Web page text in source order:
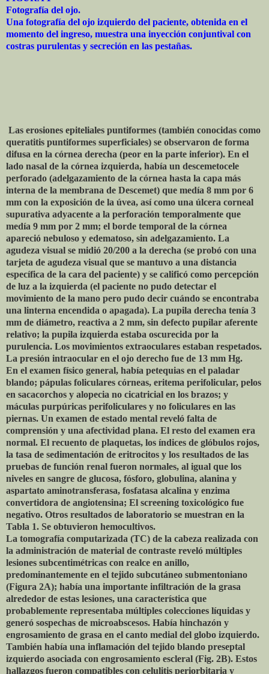
Fotografía del ojo.
Una fotografía del ojo izquierdo del paciente, obtenida en el
momento del ingreso, muestra una inyección conjuntival con
costras purulentas y secreción en las pestañas.
Las erosiones epiteliales puntiformes (también conocidas como
queratitis puntiformes superficiales) se observaron de forma
difusa en la córnea derecha (peor en la parte inferior). En el
lado nasal de la córnea izquierda, había un descemetocele
perforado (adelgazamiento de la córnea hasta la capa más
interna de la membrana de Descemet) que medía 8 mm por 6
mm con la exposición de la úvea, así como una úlcera corneal
supurativa adyacente a la perforación temporalmente que
medía 9 mm por 2 mm; el borde temporal de la córnea
apareció nebuloso y edematoso, sin adelgazamiento. La
agudeza visual se midió 20/200 a la derecha (se probó con una
tarjeta de agudeza visual que se mantuvo a una distancia
específica de la cara del paciente) y se calificó como percepción
de luz a la izquierda (el paciente no pudo detectar el
movimiento de la mano pero pudo decir cuándo se encontraba
una linterna encendida o apagada). La pupila derecha tenía 3
mm de diámetro, reactiva a 2 mm, sin defecto pupilar aferente
relativo; la pupila izquierda estaba oscurecida por la
purulencia. Los movimientos extraoculares estaban respetados.
La presión intraocular en el ojo derecho fue de 13 mm Hg.
En el examen físico general, había petequias en el paladar
blando; pápulas foliculares córneas, eritema perifolicular, pelos
en sacacorchos y alopecia no cicatricial en los brazos; y
máculas purpúricas perifoliculares y no foliculares en las
piernas. Un examen de estado mental reveló falta de
comprensión y una afectividad plana. El resto del examen era
normal. El recuento de plaquetas, los índices de glóbulos rojos,
la tasa de sedimentación de eritrocitos y los resultados de las
pruebas de función renal fueron normales, al igual que los
niveles en sangre de glucosa, fósforo, globulina, alanina y
aspartato aminotransferasa, fosfatasa alcalina y enzima
convertidora de angiotensina; El screening toxicológico fue
negativo. Otros resultados de laboratorio se muestran en la
Tabla 1. Se obtuvieron hemocultivos.
La tomografía computarizada (TC) de la cabeza realizada con
la administración de material de contraste reveló múltiples
lesiones subcentimétricas con realce en anillo,
predominantemente en el tejido subcutáneo submentoniano
(Figura 2A); había una importante infiltración de la grasa
alrededor de estas lesiones, una característica que
probablemente representaba múltiples colecciones líquidas y
generó sospechas de microabscesos. Había hinchazón y
engrosamiento de grasa en el canto medial del globo izquierdo.
También había una inflamación del tejido blando preseptal
izquierdo asociada con engrosamiento escleral (Fig. 2B). Estos
hallazgos fueron compatibles con celulitis periorbitaria y